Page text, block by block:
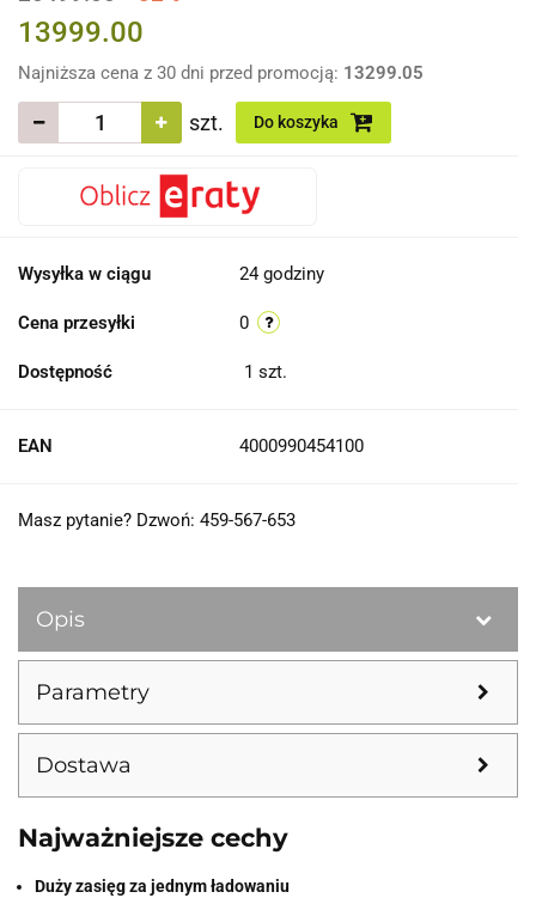
13999.00
Najniższa cena z 30 dni przed promocją: 13299.05
szt. Do koszyka
Wysyłka w ciągu 24 godziny
Cena przesyłki 0
Dostępność 1 szt.
EAN 4000990454100
Masz pytanie? Dzwoń: 459-567-653
Opis
Parametry
Dostawa
Najważniejsze cechy
Duży zasięg za jednym ładowaniu